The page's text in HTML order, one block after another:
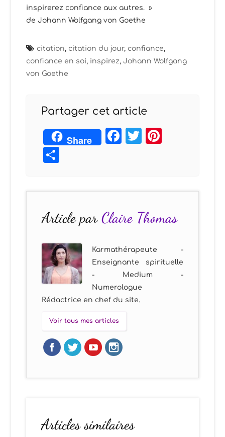
inspirerez confiance aux autres. »
de Johann Wolfgang von Goethe
citation, citation du jour, confiance,
confiance en soi, inspirez,Johann Wolfgang
von Goethe
Partager cet article
Share Facebook
Twitter
Article parClaire Thomas
Karmathérapeute -
Enseignante spirituelle
- Medium -
Numerologue
Rédactrice en chef du site.
Voir tous mes articles
Articles similaires